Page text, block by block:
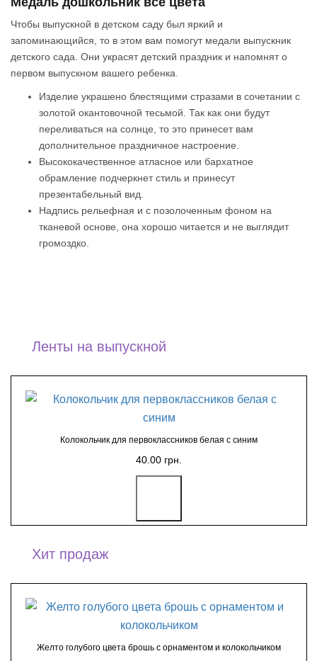
Чтобы выпускной в детском саду был яркий и
запоминающийся, то в этом вам помогут медали выпускник
детского сада. Они украсят детский праздник и напомнят о
первом выпускном вашего ребенка.
Изделие украшено блестящими стразами в сочетании с
золотой окантовочной тесьмой. Так как они будут
переливаться на солнце, то это принесет вам
дополнительное праздничное настроение.
Высококачественное атласное или бархатное
обрамление подчеркнет стиль и принесут
презентабельный вид.
Надпись рельефная и с позолоченным фоном на
тканевой основе, она хорошо читается и не выглядит
громоздко.
Ленты на выпускной
Колокольчик для первоклассников белая с синим
40.00 грн.
Хит продаж
Желто голубого цвета брошь с орнаментом и колокольчиком